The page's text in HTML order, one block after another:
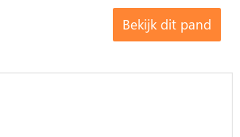
Bekijk dit pand